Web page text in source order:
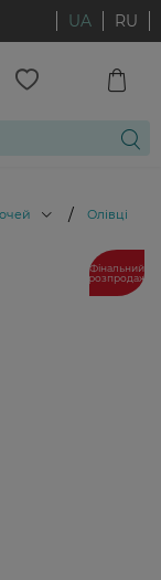
UA RU
/ Олівці для
Фінальний
розпродаж